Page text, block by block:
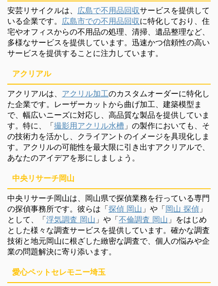
安芸リサイクルは、 広島で不用品回収サービスを提供して
いる企業です。 広島市での不用品回収に特化しており、住
宅やオフィスからの不用品の処理、清掃、遺品整理など、
多様なサービスを提供しています。迅速かつ信頼性の高い
サービスを提供することに注力しています。
アクリアル
アクリアルは、 アクリル加工のカスタムオーダーに特化し
た企業です。レーザーカットから曲げ加工、建築模型ま
で、幅広いニーズに対応し、高品質な製品を提供していま
す。特に、「撮影用アクリル水槽 」の製作においても、そ
の技術力を活かし、クライアントのイメージを具現化しま
す。アクリルの可能性を最大限に引き出すアクリアルで、
あなたのアイデアを形にしましょう。
中央リサーチ岡山
中央リサーチ岡山は、岡山県で探偵業務を行っている専門
の探偵事務所です。彼らは「探偵 岡山 」や「岡山 探偵 」
として、「浮気調査 岡山 」や「不倫調査 岡山 」をはじめ
とした様々な調査サービスを提供しています。確かな調査
技術と地元岡山に根ざした緻密な調査で、個人の悩みや企
業の問題解決に寄り添います。
愛心ペットセレモニー埼玉